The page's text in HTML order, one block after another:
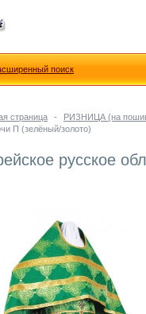
страница - РИЗНИЦА (на
П (зелёный/золото)
русское
поиск